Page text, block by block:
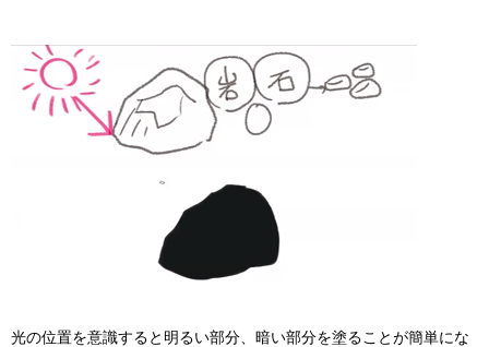
光の位置を意識すると明るい部分、暗い部分を塗ることが簡単にな